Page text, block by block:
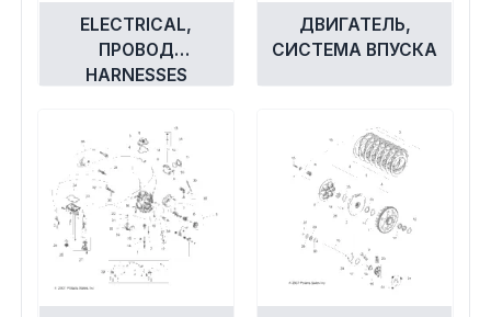
ELECTRICAL,
ПРОВОД
HARNESSES
ДВИГАТЕЛЬ,
СИСТЕМА ВПУСКА